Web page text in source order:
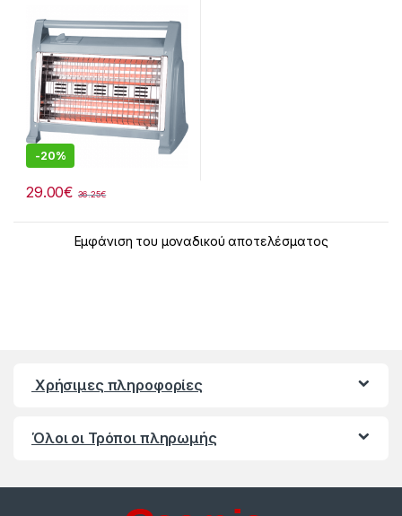
-20%
29.00€ 36.25€
Εμφάνιση του μοναδικού αποτελέσματος
Χρήσιμες πληροφορίες
Όλοι οι Τρόποι πληρωμής